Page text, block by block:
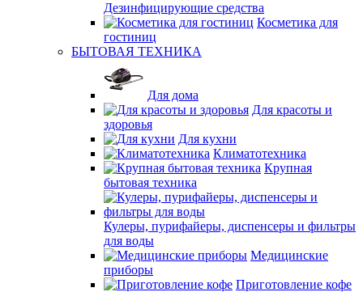
Дезинфицирующие средства
Косметика для
гостиниц
БЫТОВАЯ ТЕХНИКА
Для дома
Для красоты и
здоровья
Для кухни
Климатотехника
Крупная
бытовая техника
Кулеры, пурифайеры, диспенсеры и фильтры
для воды
Медицинские
приборы
Приготовление кофе